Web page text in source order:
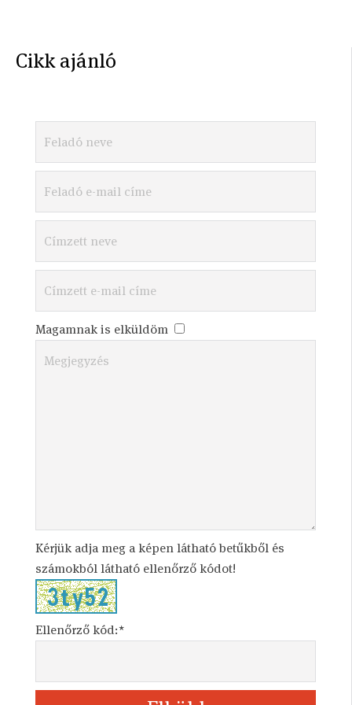
Cikk ajánló
Magamnak is elküldöm
Kérjük adja meg a képen látható betűkből és
számokból látható ellenőrző kódot!
Ellenőrző kód:*